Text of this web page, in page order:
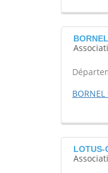
BORNEL